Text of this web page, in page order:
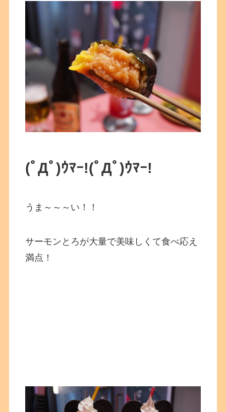
(ﾟДﾟ)ｳﾏｰ!(ﾟДﾟ)ｳﾏｰ!
うま～～～い！！
サーモンとろが大量で美味しくて食べ応え
満点！